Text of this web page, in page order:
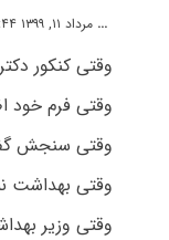
... مرداد ۱۱, ۱۳۹۹ at ۰:۴۴ ق٫ظ
وقتی کنکور
وقتی فرم
وقتی سنجش
وقتی بهداشت نمره ۱۵ و ۱۶ داده به
وقتی وزیر